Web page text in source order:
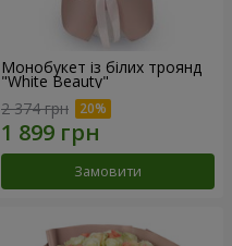
Монобукет із білих троянд
"White Beauty"
2 374 грн
Замовити